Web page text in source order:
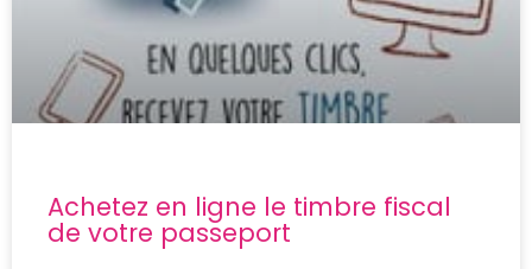
Achetez en ligne le timbre fiscal
de votre passeport